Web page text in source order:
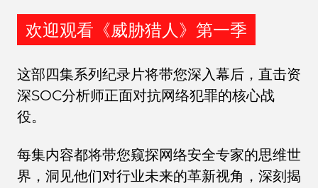
欢迎观看《威胁猎人》第一季
这部四集系列纪录片将带您深入幕后，直击资
深SOC分析师正面对抗网络犯罪的核心战
役。
每集内容都将带您窥探网络安全专家的思维世
界，洞见他们对行业未来的革新视角，深刻揭